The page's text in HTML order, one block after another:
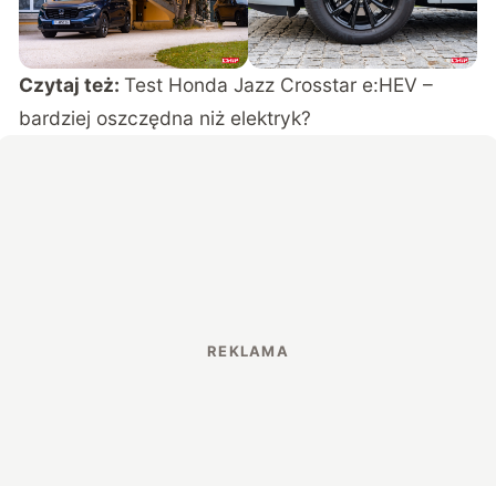
Czytaj też:Test Honda Jazz Crosstar e:HEV –
bardziej oszczędna niż elektryk?